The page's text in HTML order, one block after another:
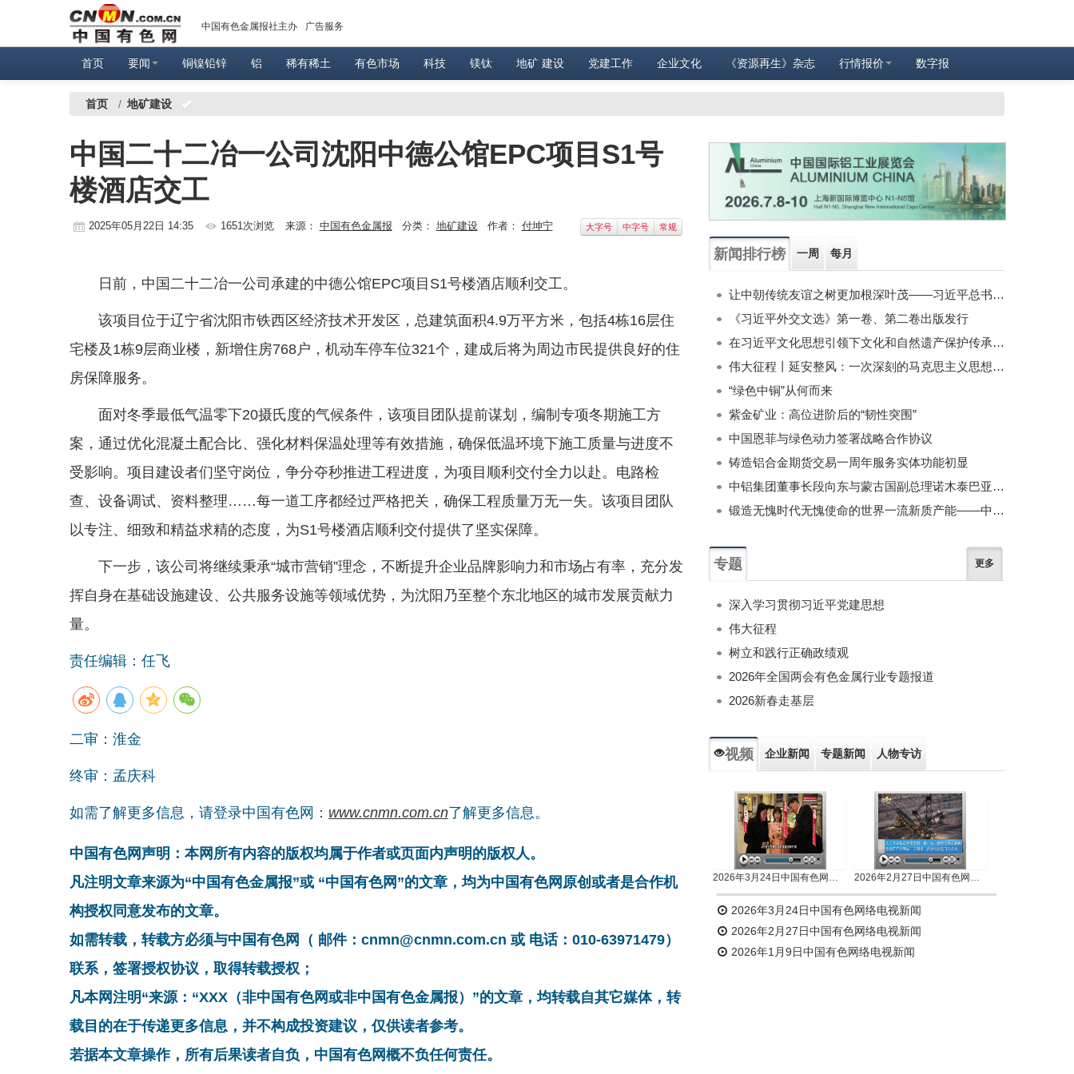
中国有色金属报社主办 广告服务
首页 要闻 铜镍铅锌 铝 稀有稀土 有色市场 科技 镁钛 地矿 建设 党建工作 企业文化 《资源再生》杂志 行情报价 数字报
首页 / 地矿建设
中国二十二冶一公司沈阳中德公馆EPC项目S1号
楼酒店交工
2025年05月22日 14:35 1651次浏览 来源： 中国有色金属报 分类： 地矿建设作者： 付坤宁 大字号 中字号 常规
日前，中国二十二冶一公司承建的中德公馆EPC项目S1号楼酒店顺利交工。
该项目位于辽宁省沈阳市铁西区经济技术开发区，总建筑面积4.9万平方米，包括4栋16层住
宅楼及1栋9层商业楼，新增住房768户，机动车停车位321个，建成后将为周边市民提供良好的住
房保障服务。
面对冬季最低气温零下20摄氏度的气候条件，该项目团队提前谋划，编制专项冬期施工方
案，通过优化混凝土配合比、强化材料保温处理等有效措施，确保低温环境下施工质量与进度不
受影响。项目建设者们坚守岗位，争分夺秒推进工程进度，为项目顺利交付全力以赴。电路检
查、设备调试、资料整理……每一道工序都经过严格把关，确保工程质量万无一失。该项目团队
以专注、细致和精益求精的态度，为S1号楼酒店顺利交付提供了坚实保障。
下一步，该公司将继续秉承“城市营销”理念，不断提升企业品牌影响力和市场占有率，充分发
挥自身在基础设施建设、公共服务设施等领域优势，为沈阳乃至整个东北地区的城市发展贡献力
量。
责任编辑：任飞
二审：淮金
终审：孟庆科
如需了解更多信息，请登录中国有色网： www.cnmn.com.cn了解更多信息。
中国有色网声明：本网所有内容的版权均属于作者或页面内声明的版权人。
凡注明文章来源为“中国有色金属报”或 “中国有色网”的文章，均为中国有色网原创或者是合作机
构授权同意发布的文章。
如需转载，转载方必须与中国有色网（ 邮件：cnmn@cnmn.com.cn 或 电话：010-63971479）
联系，签署授权协议，取得转载授权；
凡本网注明“来源：“XXX（非中国有色网或非中国有色金属报）”的文章，均转载自其它媒体，转
载目的在于传递更多信息，并不构成投资建议，仅供读者参考。
若据本文章操作，所有后果读者自负，中国有色网概不负任何责任。
新闻排行榜 一周 每月
让中朝传统友谊之树更加根深叶茂——习近平总书记对朝鲜进行国事访问纪实
《习近平外交文选》第一卷、第二卷出版发行
在习近平文化思想引领下文化和自然遗产保护传承利用工作开创新局面
伟大征程丨延安整风：一次深刻的马克思主义思想教育运动
“绿色中铜”从何而来
紫金矿业：高位进阶后的“韧性突围”
中国恩菲与绿色动力签署战略合作协议
铸造铝合金期货交易一周年服务实体功能初显
中铝集团董事长段向东与蒙古国副总理诺木泰巴亚尔举行会谈
锻造无愧时代无愧使命的世界一流新质产能——中国有色金属工业的战略应对与破局之道（二）
专题 更多
深入学习贯彻习近平党建思想
伟大征程
树立和践行正确政绩观
2026年全国两会有色金属行业专题报道
2026新春走基层
视频 企业新闻 专题新闻 人物专访
2026年3月24日中国有色网络电视新闻 2026年2月27日中国有色网络电视新闻
2026年3月24日中国有色网络电视新闻
2026年2月27日中国有色网络电视新闻
2026年1月9日中国有色网络电视新闻